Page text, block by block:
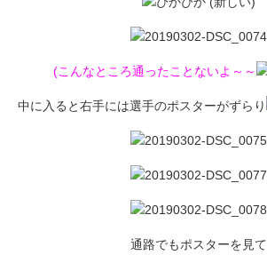
(こんなところ通ったことないよ～～
中に入ると右手には選手のポスターがずらり
通路でもポスターを見て